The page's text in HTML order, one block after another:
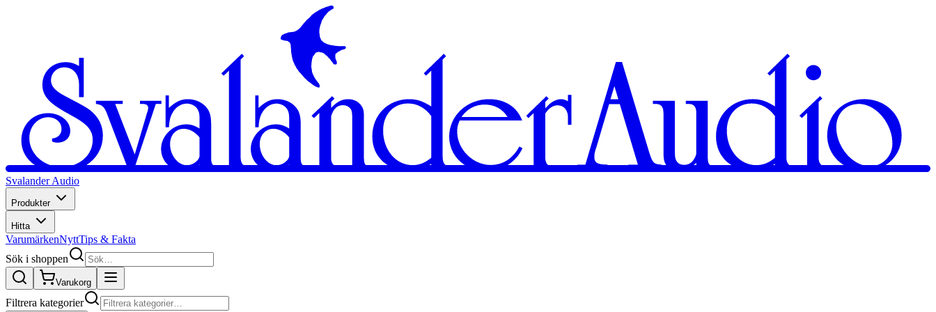
Svalander Audio
Produkter
Hitta
VarumärkenNyttTips & Fakta
Sök i shoppen
Varukorg
Filtrera kategorier